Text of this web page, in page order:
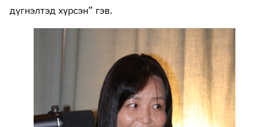
дүгнэлтэд хүрсэн” гэв.